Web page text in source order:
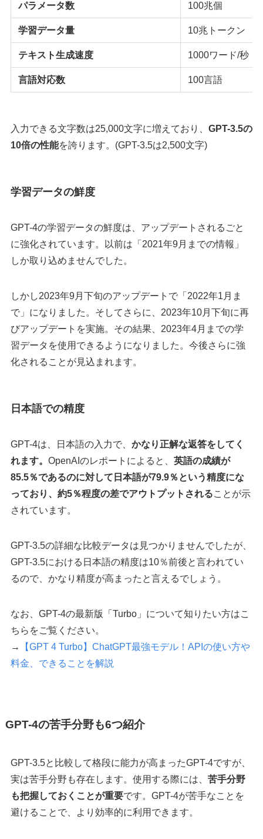
パラメータ数 100兆個
学習データ量 10兆トークン
テキスト生成速度 1000ワード/秒
言語対応数 100言語
入力できる文字数は25,000文字に増えており、 GPT-3.5の
10倍の性能を誇ります。(GPT-3.5は2,500文字)
学習データの鮮度
GPT-4の学習データの鮮度は、アップデートされるごと
に強化されています。以前は「2021年9月までの情報」
しか取り込めませんでした。
しかし2023年9月下旬のアップデートで「2022年1月ま
で」になりました。そしてさらに、2023年10月下旬に再
びアップデートを実施。その結果、2023年4月までの学
習データを使用できるようになりました。今後さらに強
化されることが見込まれます。
日本語での精度
GPT-4は、日本語の入力で、 かなり正解な返答をしてく
れます。 OpenAIのレポートによると、 英語の成績が
85.5％であるのに対して日本語が79.9％という精度にな
っており、約5％程度の差でアウトプットされることが示
されています。
GPT-3.5の詳細な比較データは見つかりませんでしたが、
GPT-3.5における日本語の精度は10％前後と言われてい
るので、かなり精度が高まったと言えるでしょう。
なお、GPT-4の最新版「Turbo」について知りたい方はこ
ちらをご覧ください。
→
【GPT 4 Turbo】ChatGPT最強モデル！APIの使い方や
料金、できることを解説
GPT-4の苦手分野も6つ紹介
GPT-3.5と比較して格段に能力が高まったGPT-4ですが、
実は苦手分野も存在します。使用する際には、 苦手分野
も把握しておくことが重要です。GPT-4が苦手なことを
避けることで、より効率的に利用できます。